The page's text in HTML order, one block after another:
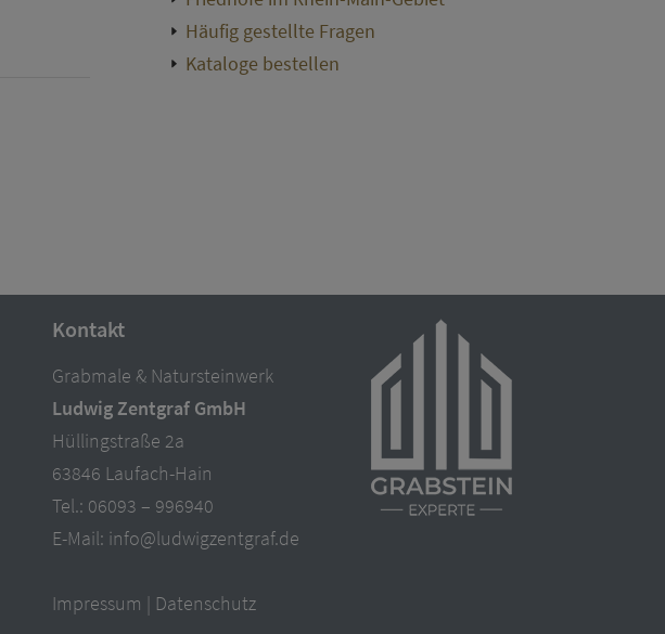
Häufig gestellte Fragen
Kataloge bestellen
Kontakt
Grabmale & Natursteinwerk
Ludwig Zentgraf GmbH
Hüllingstraße 2a
63846 Laufach-Hain
Tel.: 06093 – 996940
E-Mail: info@ludwigzentgraf.de
Impressum | Datenschutz